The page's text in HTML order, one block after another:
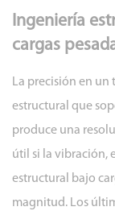
de
circuito
Mecanizado
programable
de
perfiles
cónicos
Ingeniería
cargas
La precisión en un
estructural que
produce una
útil si la vibración,
estructural bajo
magnitud. Los